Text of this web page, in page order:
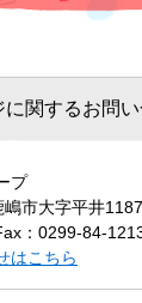
に関するお問
プ
嶋市大字平井
：0299-84-
はこちら